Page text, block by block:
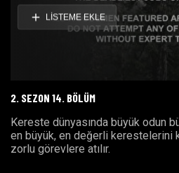
LİSTEME EKLE
2. SEZON 14. BÖLÜM
Kereste dünyasında büyük odun
en büyük, en değerli kerestelerini
zorlu görevlere atılır.